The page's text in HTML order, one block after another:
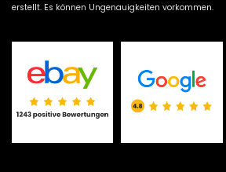
erstellt. Es können Ungenauigkeiten vorkommen.